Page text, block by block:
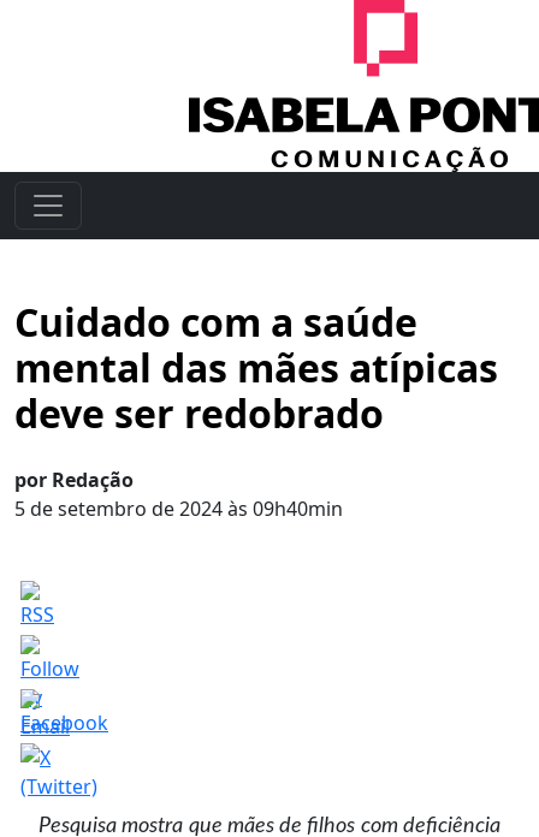
Cuidado com a saúde
mental das mães atípicas
deve ser redobrado
por Redação
5 de setembro de 2024 às 09h40min
Pesquisa mostra que mães de filhos com deficiência